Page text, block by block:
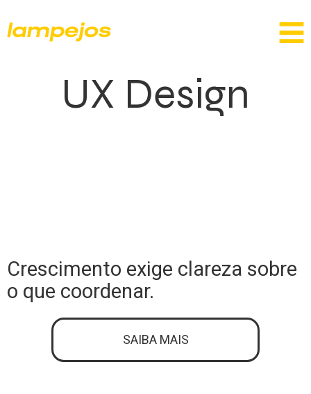
UX Design
Crescimento exige clareza sobre
o que coordenar.
SAIBA MAIS